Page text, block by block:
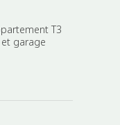
T3
garage